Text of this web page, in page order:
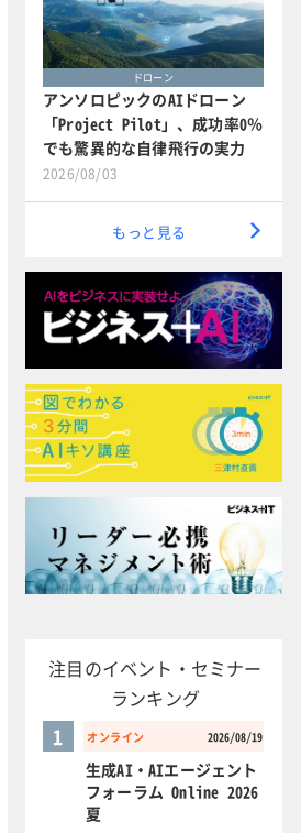
ドローン
アンソロピックのAIドローン
「Project Pilot」、成功率0％
でも驚異的な自律飛行の実力
2026/08/03
もっと見る
注目のイベント・セミナー
ランキング
オンライン 2026/08/19
1
生成AI・AIエージェント
フォーラム Online 2026
夏